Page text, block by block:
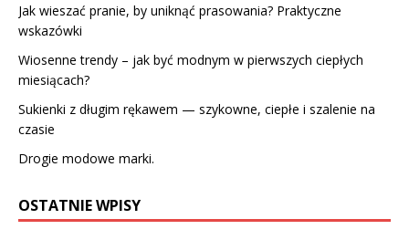
Jak wieszać pranie, by uniknąć prasowania? Praktyczne
wskazówki
Wiosenne trendy – jak być modnym w pierwszych ciepłych
miesiącach?
Sukienki z długim rękawem — szykowne, ciepłe i szalenie na
czasie
Drogie modowe marki.
OSTATNIE WPISY